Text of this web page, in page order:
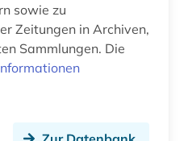
sowie zu
Zeitungen in Archiven,
Sammlungen. Die